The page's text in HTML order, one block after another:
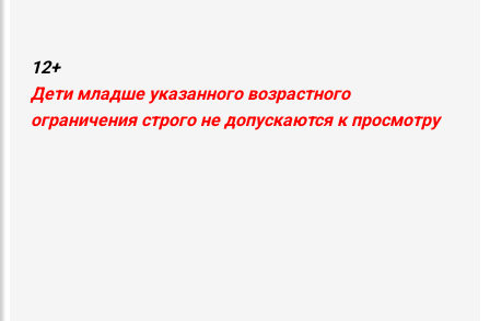
12+
Дети младше указанного возрастного
ограничения строго не допускаются к просмотру